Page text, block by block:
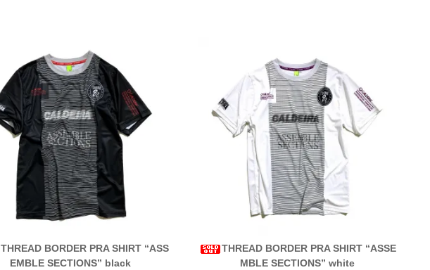
THREAD BORDER PRA SHIRT “ASS
EMBLE SECTIONS” black
THREAD BORDER PRA SHIRT “ASSE
MBLE SECTIONS” white